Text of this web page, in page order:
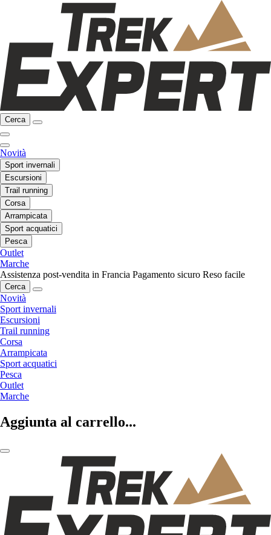
Cerca
Novità
Sport invernali
Escursioni
Trail running
Corsa
Arrampicata
Sport acquatici
Pesca
Outlet
Marche
Assistenza post-vendita in Francia Pagamento sicuro Reso facile
Cerca
Novità
Sport invernali
Escursioni
Trail running
Corsa
Arrampicata
Sport acquatici
Pesca
Outlet
Marche
Aggiunta al carrello...